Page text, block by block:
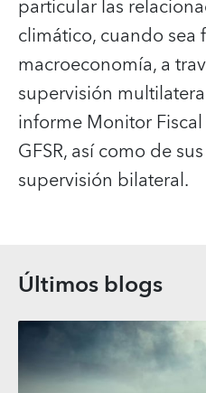
particular las
climático, cuando
macroeconomía, a
supervisión
informe Monitor
GFSR, así como de
supervisión bilateral.
Últimos blogs